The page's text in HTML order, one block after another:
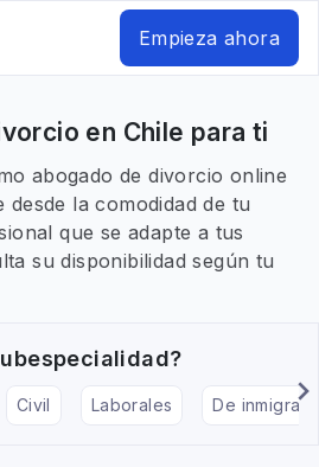
Empieza ahora
en Chile para ti
abogado de divorcio online
la comodidad de tu
que se adapte a tus
su disponibilidad según tu
Civil Laborales De